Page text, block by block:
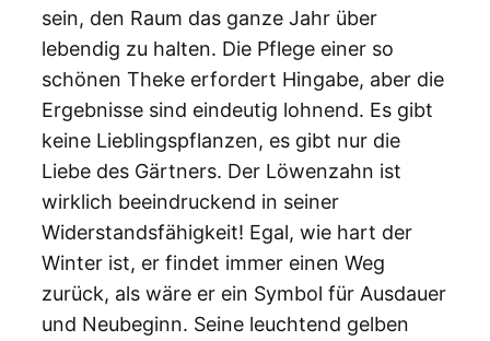
sein, den Raum das ganze Jahr über
lebendig zu halten. Die Pflege einer so
schönen Theke erfordert Hingabe, aber die
Ergebnisse sind eindeutig lohnend. Es gibt
keine Lieblingspflanzen, es gibt nur die
Liebe des Gärtners. Der Löwenzahn ist
wirklich beeindruckend in seiner
Widerstandsfähigkeit! Egal, wie hart der
Winter ist, er findet immer einen Weg
zurück, als wäre er ein Symbol für Ausdauer
und Neubeginn. Seine leuchtend gelben